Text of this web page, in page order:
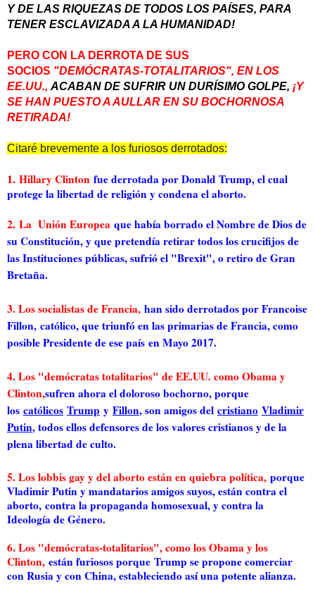
Y DE LAS RIQUEZAS DE TODOS LOS PAÍSES, PARA
TENER ESCLAVIZADA A LA HUMANIDAD!
PERO CON LA DERROTA DE SUS
SOCIOS "DEMÓCRATAS-TOTALITARIOS", EN LOS
EE.UU., ACABAN DE SUFRIR UN DURÍSIMO GOLPE, ¡Y
SE HAN PUESTO A AULLAR EN SU BOCHORNOSA
RETIRADA!
Citaré brevemente a los furiosos derrotados:
1. Hillary Clinton fue derrotada por Donald Trump, el cual
protege la libertad de religión y condena el aborto.
2. La Unión Europea que había borrado el Nombre de Dios de
su Constitución, y que pretendía retirar todos los crucifijos de
las Instituciones públicas, sufrió el "Brexit", o retiro de Gran
Bretaña.
3. Los socialistas de Francia, han sido derrotados por Francoise
Fillon, católico, que triunfó en las primarias de Francia, como
posible Presidente de ese país en Mayo 2017.
4. Los "demócratas totalitarios" de EE.UU. como Obama y
Clinton,sufren ahora el doloroso bochorno, porque
los católicos Trump y Fillon, son amigos del cristiano Vladimir
Putin, todos ellos defensores de los valores cristianos y de la
plena libertad de culto.
5. Los lobbis gay y del aborto están en quiebra política, porque
Vladimir Putin y mandatarios amigos suyos, están contra el
aborto, contra la propaganda homosexual, y contra la
Ideología de Género.
6. Los "demócratas-totalitarios", como los Obama y los
Clinton, están furiosos porque Trump se propone comerciar
con Rusia y con China, estableciendo así una potente alianza.